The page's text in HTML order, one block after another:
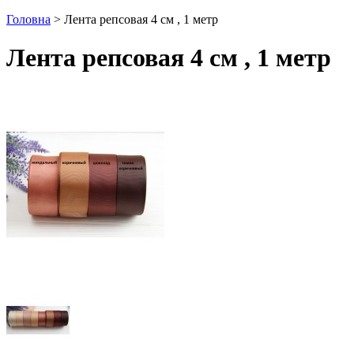
Головна > Лента репсовая 4 см , 1 метр
Лента репсовая 4 см , 1 метр